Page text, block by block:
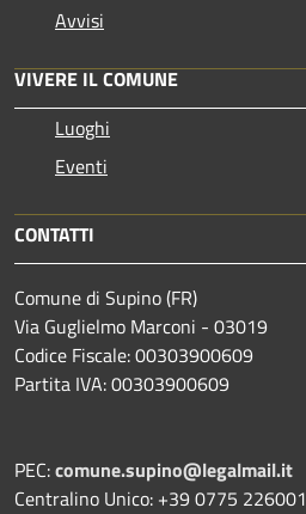
Avvisi
VIVERE IL COMUNE
Luoghi
Eventi
CONTATTI
Comune di Supino (FR)
Via Guglielmo Marconi - 03019
Codice Fiscale: 00303900609
Partita IVA: 00303900609
PEC:comune.supino@legalmail.it
Centralino Unico: +39 0775 226001